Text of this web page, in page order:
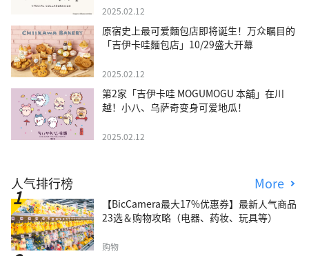
2025.02.12
原宿史上最可爱麵包店即将诞生！万众瞩目的
「吉伊卡哇麵包店」10/29盛大开幕
2025.02.12
第2家「吉伊卡哇 MOGUMOGU 本舖」在川
越！小八、乌萨奇变身可爱地瓜！
2025.02.12
人气排行榜 More
【BicCamera最大17%优惠券】最新人气商品
23选＆购物攻略（电器、药妆、玩具等）
购物